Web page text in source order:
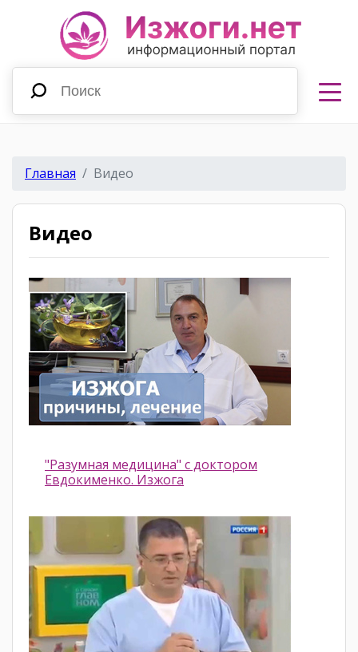
Главная Видео
Видео
"Разумная медицина" с доктором
Евдокименко. Изжога